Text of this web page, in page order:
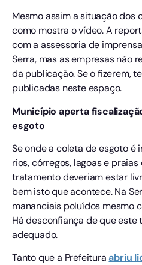
Mesmo assim a situação dos
como mostra o vídeo. A
com a assessoria de
Serra, mas as empresas não
da publicação. Se o fizerem,
publicadas neste espaço.
Município aperta
esgoto
Se onde a coleta de esgoto é
rios, córregos, lagoas e
tratamento deveriam estar
bem isto que acontece. Na
mananciais poluídos mesmo
Há desconfiança de que
adequado.
Tanto que a Prefeituraabriu